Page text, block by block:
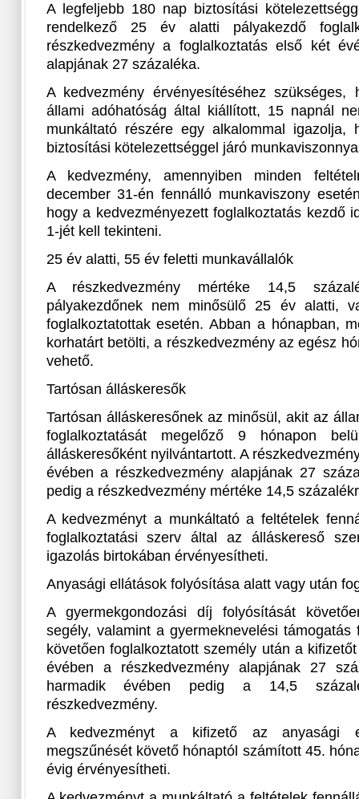
A legfeljebb 180 nap biztosítási
rendelkező 25 év alatti pályakezdő
részkedvezmény a foglalkoztatás első két
alapjának 27 százaléka.
A kedvezmény érvényesítéséhez
állami adóhatóság által kiállított, 15 napnál
munkáltató részére egy alkalommal igazolja,
biztosítási kötelezettséggel járó
A kedvezmény, amennyiben minden
december 31-én fennálló munkaviszony
hogy a kedvezményezett foglalkoztatás kezdő
1-jét kell tekinteni.
25 év alatti, 55 év feletti munkavállalók
A részkedvezmény mértéke 14,5
pályakezdőnek nem minősülő 25 év alatti,
foglalkoztatottak esetén. Abban a hónapban,
korhatárt betölti, a részkedvezmény az egész
vehető.
Tartósan álláskeresők
Tartósan álláskeresőnek az minősül, akit az
foglalkoztatását megelőző 9 hónapon
álláskeresőként nyilvántartott. A
évében a részkedvezmény alapjának 27
pedig a részkedvezmény mértéke 14,5
A kedvezményt a munkáltató a feltételek
foglalkoztatási szerv által az álláskereső
igazolás birtokában érvényesítheti.
Anyasági ellátások folyósítása alatt vagy után
A gyermekgondozási díj folyósítását
segély, valamint a gyermeknevelési
követően foglalkoztatott személy után a
évében a részkedvezmény alapjának 27
harmadik évében pedig a 14,5
részkedvezmény.
A kedvezményt a kifizető az anyasági
megszűnését követő hónaptól számított 45.
évig érvényesítheti.